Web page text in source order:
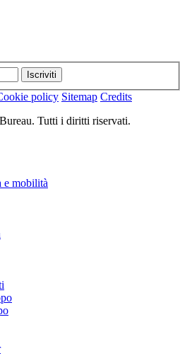
Iscriviti
policy Sitemap Credits
Tutti i diritti riservati.
e mobilità